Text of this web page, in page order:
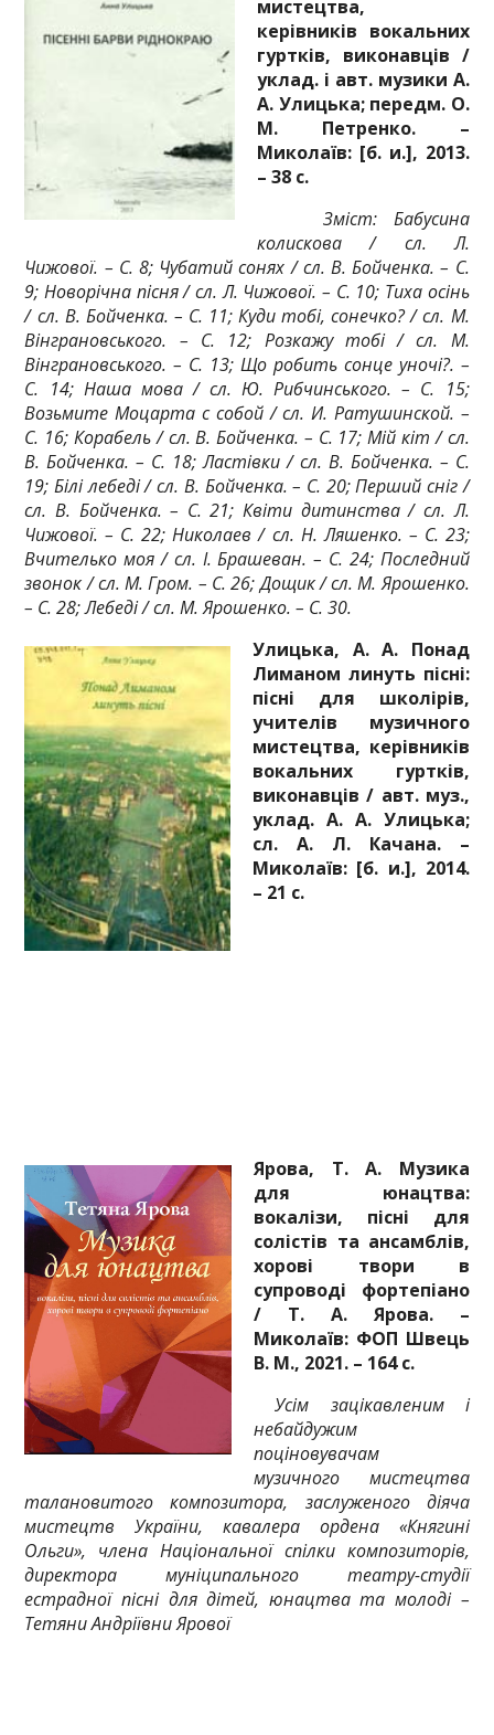
мистецтва,
керівників вокальних
гуртків, виконавців /
уклад. і авт. музики А.
А. Улицька; передм. О.
М. Петренко. –
Миколаїв: [б. и.], 2013.
– 38 с.
Зміст: Бабусина
колискова / сл. Л.
Чижової. – С. 8; Чубатий сонях / сл. В. Бойченка. – С.
9; Новорічна пісня / сл. Л. Чижової. – С. 10; Тиха осінь
/ сл. В. Бойченка. – С. 11; Куди тобі, сонечко? / сл. М.
Вінграновського. – С. 12; Розкажу тобі / сл. М.
Вінграновського. – С. 13; Що робить сонце уночі?. –
С. 14; Наша мова / сл. Ю. Рибчинського. – С. 15;
Возьмите Моцарта с собой / сл. И. Ратушинской. –
С. 16; Корабель / сл. В. Бойченка. – С. 17; Мій кіт / сл.
В. Бойченка. – С. 18; Ластівки / сл. В. Бойченка. – С.
19; Білі лебеді / сл. В. Бойченка. – С. 20; Перший сніг /
сл. В. Бойченка. – С. 21; Квіти дитинства / сл. Л.
Чижової. – С. 22; Николаев / сл. Н. Ляшенко. – С. 23;
Вчителько моя / сл. І. Брашеван. – С. 24; Последний
звонок / сл. М. Гром. – С. 26; Дощик / сл. М. Ярошенко.
– С. 28; Лебеді / сл. М. Ярошенко. – С. 30.
Улицька, А. А. Понад
Лиманом линуть пісні:
пісні для школірів,
учителів музичного
мистецтва, керівників
вокальних гуртків,
виконавців / авт. муз.,
уклад. А. А. Улицька;
сл. А. Л. Качана. –
Миколаїв: [б. и.], 2014.
– 21 с.
Ярова, Т. А. Музика
для юнацтва:
вокалізи, пісні для
солістів та ансамблів,
хорові твори в
супроводі фортепіано
/ Т. А. Ярова. –
Миколаїв: ФОП Швець
В. М., 2021. – 164 с.
Усім зацікавленим і
небайдужим
поціновувачам
музичного мистецтва
талановитого композитора, заслуженого діяча
мистецтв України, кавалера ордена «Княгині
Ольги», члена Національної спілки композиторів,
директора муніципального театру-студії
естрадної пісні для дітей, юнацтва та молоді –
Тетяни Андріївни Ярової